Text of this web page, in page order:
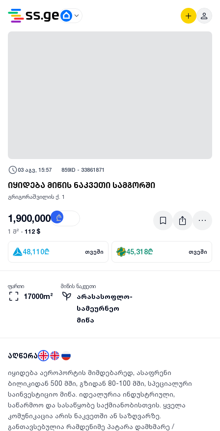
03 აგვ, 15:57 859ID - 33861871
იყიდება მიწის ნაკვეთი სამგორში
გრიგორაშვილის ქ. 1
1,900,000 ₾
1 მ² - 112 $
48,110₾ თვეში 45,318₾ თვეში
17000m²
ფართი
არასასოფლო-
სამეურნეო
მიწა
მიწის ნაკვეთი
აღწერა
იყიდება აეროპორტის მიმდებარედ, ასაფრენი
ბილიკიდან 500 მში, გზიდან 80-100 მში, სპეციალური
საინვესტიციო მიწა. იდეალურია ინდუსტრიული,
საწარმოო და სასაწყობე საქმიანობისთვის. ყველა
კომუნიკაცია არის ნაკვეთში ან საზღვარზე.
განთავსებულია რამდენიმე პატარა დამხმარე /